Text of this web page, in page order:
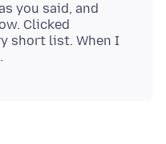
you said, and
Clicked
short list. When I